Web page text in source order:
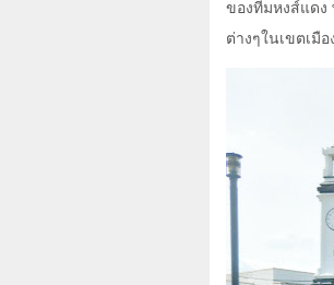
ของทีมหงส์แดง
ต่างๆในเขตเมื